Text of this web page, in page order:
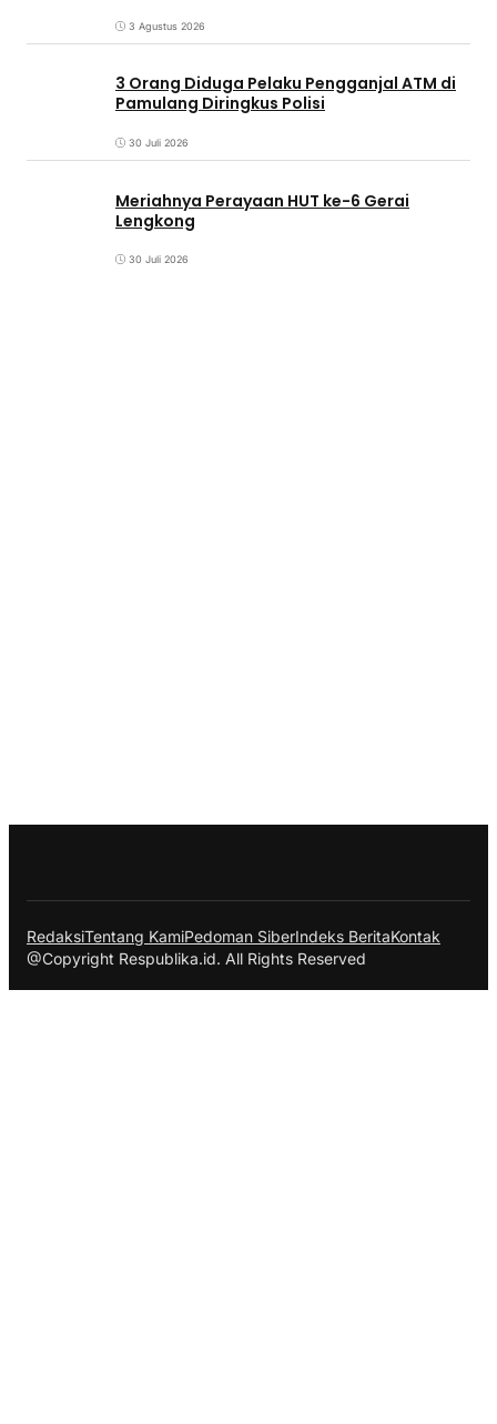
3 Agustus 2026
3 Orang Diduga Pelaku Pengganjal ATM di
Pamulang Diringkus Polisi
30 Juli 2026
Meriahnya Perayaan HUT ke-6 Gerai
Lengkong
30 Juli 2026
RedaksiTentang KamiPedoman SiberIndeks BeritaKontak
@Copyright Respublika.id. All Rights Reserved